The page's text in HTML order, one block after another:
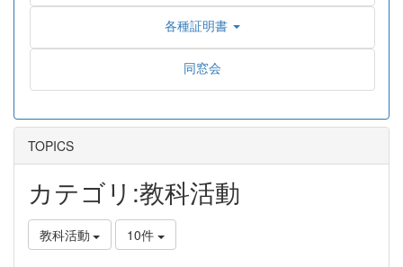
各種証明書
同窓会
TOPICS
カテゴリ:教科活動
教科活動 10件